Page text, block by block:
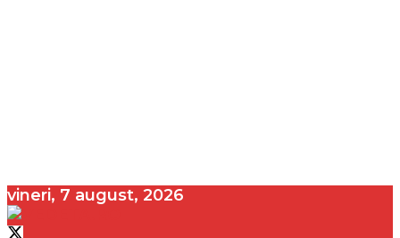
vineri, 7 august, 2026